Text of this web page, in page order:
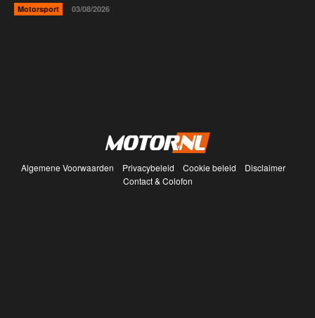
Motorsport 03/08/2026
Algemene Voorwaarden Privacybeleid Cookie beleid
Disclaimer
Contact & Colofon